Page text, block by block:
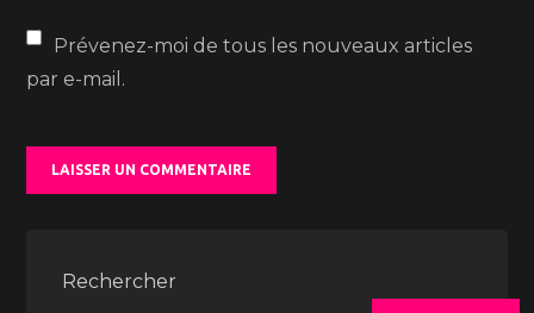
Prévenez-moi de tous les nouveaux articles
par e-mail.
Rechercher